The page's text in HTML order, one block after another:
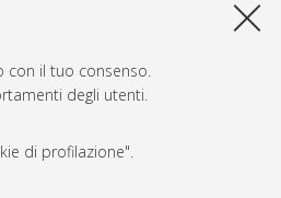
con il tuo consenso.
degli utenti.
di profilazione".
Sat Aug 8 08:15:44 2026 CEST.